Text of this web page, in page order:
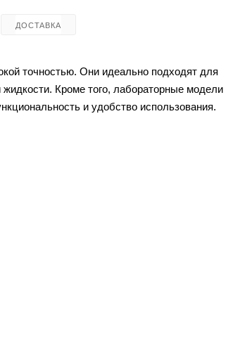
ДОСТАВКА
точностью. Они идеально подходят для
Кроме того, лабораторные модели
и удобство использования.